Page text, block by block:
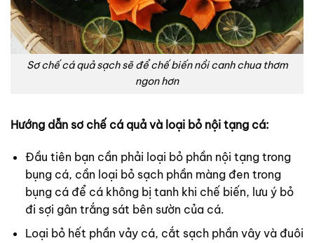
Sơ chế cá quả sạch sẽ để chế biến nồi canh chua thơm
ngon hơn
Hướng dẫn sơ chế cá quả và loại bỏ nội tạng cá:
Đầu tiên bạn cần phải loại bỏ phần nội tạng trong
bụng cá, cần loại bỏ sạch phần màng đen trong
bụng cá để cá không bị tanh khi chế biến, lưu ý bỏ
đi sợi gân trắng sát bên sườn của cá.
Loại bỏ hết phần vảy cá, cắt sạch phần vây và đuôi